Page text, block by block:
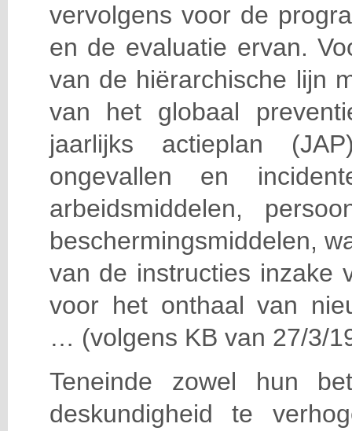
vervolgens voor de
en de evaluatie ervan.
van de hiërarchische lijn
van het globaal
jaarlijks actieplan
ongevallen en
arbeidsmiddelen,
beschermingsmiddelen,
van de instructies inzake
voor het onthaal van
… (volgens KB van 27/3/
Teneinde zowel hun
deskundigheid te